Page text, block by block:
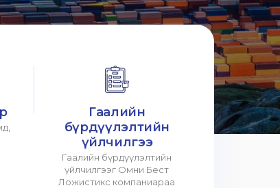
Гаалийн
бүрдүүлэлтийн
үйлчилгээ
Гаалийн бүрдүүлэлтийн
үйлчилгээг Омни Бест
Ложистикс компаниараа